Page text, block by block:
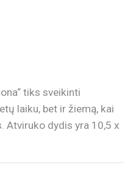
tiks sveikinti
laiku, bet ir žiemą, kai
Atviruko dydis yra 10,5 x